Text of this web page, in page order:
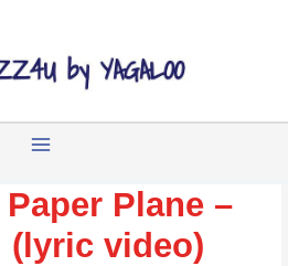
Plane –
(lyric video)